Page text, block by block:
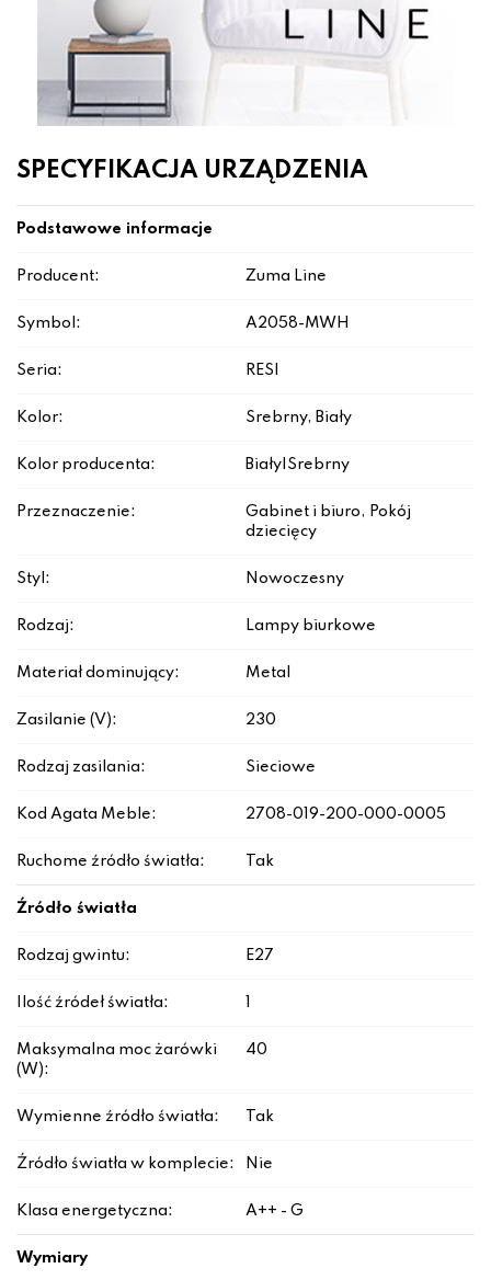
SPECYFIKACJA URZĄDZENIA
Podstawowe informacje
Producent: Zuma Line
Symbol: A2058-MWH
Seria: RESI
Kolor: Srebrny, Biały
Kolor producenta: Biały|Srebrny
Przeznaczenie:
Gabinet i biuro, Pokój
dziecięcy
Styl: Nowoczesny
Rodzaj: Lampy biurkowe
Materiał dominujący: Metal
Zasilanie (V): 230
Rodzaj zasilania: Sieciowe
Kod Agata Meble: 2708-019-200-000-0005
Ruchome źródło światła: Tak
Źródło światła
Rodzaj gwintu: E27
Ilość źródeł światła:
Maksymalna moc żarówki
(W):
40
Wymienne źródło światła: Tak
Źródło światła w komplecie: Nie
Klasa energetyczna: A++ - G
Wymiary